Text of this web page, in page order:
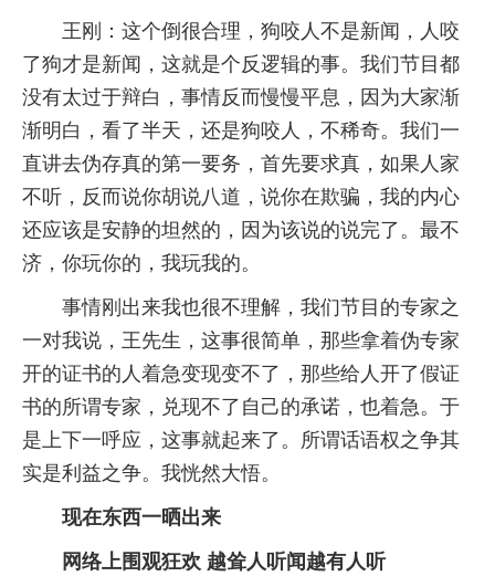
王刚：这个倒很合理，狗咬人不是新闻，人咬
了狗才是新闻，这就是个反逻辑的事。我们节目都
没有太过于辩白，事情反而慢慢平息，因为大家渐
渐明白，看了半天，还是狗咬人，不稀奇。我们一
直讲去伪存真的第一要务，首先要求真，如果人家
不听，反而说你胡说八道，说你在欺骗，我的内心
还应该是安静的坦然的，因为该说的说完了。最不
济，你玩你的，我玩我的。
事情刚出来我也很不理解，我们节目的专家之
一对我说，王先生，这事很简单，那些拿着伪专家
开的证书的人着急变现变不了，那些给人开了假证
书的所谓专家，兑现不了自己的承诺，也着急。于
是上下一呼应，这事就起来了。所谓话语权之争其
实是利益之争。我恍然大悟。
现在东西一晒出来
网络上围观狂欢 越耸人听闻越有人听